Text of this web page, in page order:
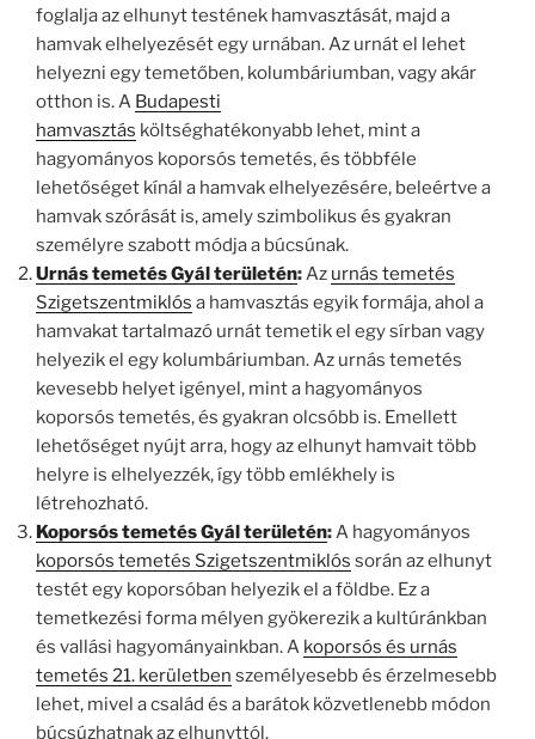
foglalja az elhunyt testének hamvasztását, majd a
hamvak elhelyezését egy urnában. Az urnát el lehet
helyezni egy temetőben, kolumbáriumban, vagy akár
otthon is. A Budapesti
hamvasztás költséghatékonyabb lehet, mint a
hagyományos koporsós temetés, és többféle
lehetőséget kínál a hamvak elhelyezésére, beleértve a
hamvak szórását is, amely szimbolikus és gyakran
személyre szabott módja a búcsúnak.
Urnás temetés Gyál területén:Az urnás temetés
Szigetszentmiklós a hamvasztás egyik formája, ahol a
hamvakat tartalmazó urnát temetik el egy sírban vagy
helyezik el egy kolumbáriumban. Az urnás temetés
kevesebb helyet igényel, mint a hagyományos
koporsós temetés, és gyakran olcsóbb is. Emellett
lehetőséget nyújt arra, hogy az elhunyt hamvait több
helyre is elhelyezzék, így több emlékhely is
létrehozható.
Koporsós temetés Gyál területén:A hagyományos
koporsós temetés Szigetszentmiklós során az elhunyt
testét egy koporsóban helyezik el a földbe. Ez a
temetkezési forma mélyen gyökerezik a kultúránkban
és vallási hagyományainkban. A koporsós és urnás
temetés 21. kerületben személyesebb és érzelmesebb
lehet, mivel a család és a barátok közvetlenebb módon
búcsúzhatnak az elhunyttól.